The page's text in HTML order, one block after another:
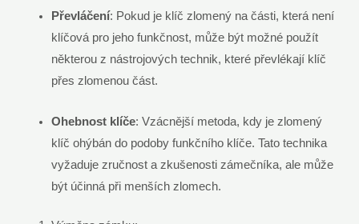
Převláčení: Pokud je klíč zlomený na části, která není
klíčová pro jeho funkčnost, může být možné použít
některou z nástrojových technik, které převlékají klíč
přes zlomenou část.
Ohebnost klíče: Vzácnější metoda, kdy je zlomený
klíč ohýbán do podoby funkčního klíče. Tato technika
vyžaduje zručnost a zkušenosti zámečníka, ale může
být účinná při menších zlomech.